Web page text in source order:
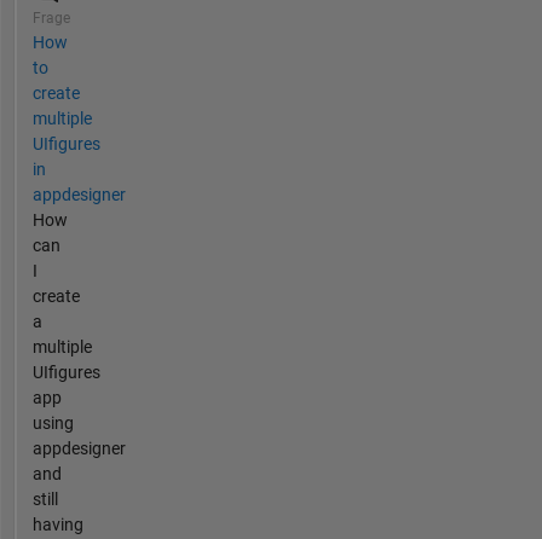
Frage
How
to
create
multiple
UIfigures
in
appdesigner
How
can
I
create
a
multiple
UIfigures
app
using
appdesigner
and
still
having